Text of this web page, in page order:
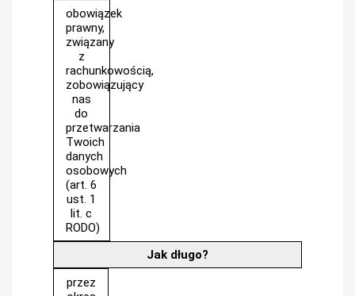
obowiązek
prawny,
związany
z
rachunkowością,
zobowiązujący
nas
do
przetwarzania
Twoich
danych
osobowych
(art. 6
ust. 1
lit. c
RODO)
Jak długo?
przez